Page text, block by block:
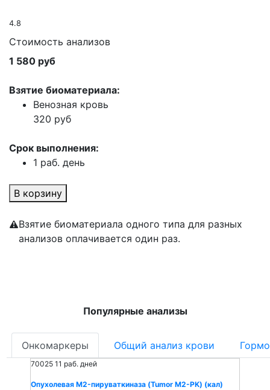
4.8
Стоимость анализов
1 580 руб
Взятие биоматериала:
Венозная кровь
320 руб
Срок выполнения:
1 раб. день
В корзину
Взятие биоматериала одного типа для разных
анализов оплачивается один раз.
Популярные анализы
Онкомаркеры Общий анализ крови
70025 11 раб. дней
Опухолевая M2-пируваткиназа (Tumor M2-PK) (кал)